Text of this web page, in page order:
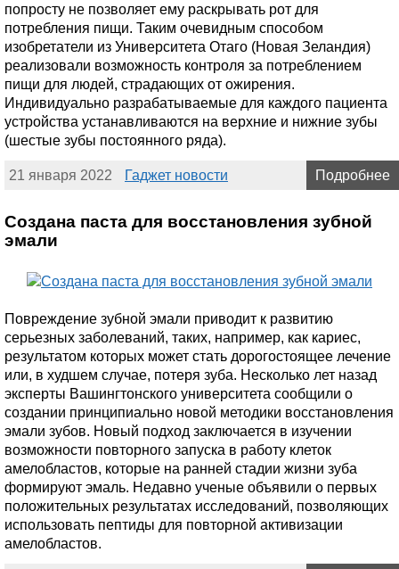
попросту не позволяет ему раскрывать рот для
потребления пищи. Таким очевидным способом
изобретатели из Университета Отаго (Новая Зеландия)
реализовали возможность контроля за потреблением
пищи для людей, страдающих от ожирения.
Индивидуально разрабатываемые для каждого пациента
устройства устанавливаются на верхние и нижние зубы
(шестые зубы постоянного ряда).
21 января 2022 Гаджет новости Подробнее
Создана паста для восстановления зубной
эмали
Повреждение зубной эмали приводит к развитию
серьезных заболеваний, таких, например, как кариес,
результатом которых может стать дорогостоящее лечение
или, в худшем случае, потеря зуба. Несколько лет назад
эксперты Вашингтонского университета сообщили о
создании принципиально новой методики восстановления
эмали зубов. Новый подход заключается в изучении
возможности повторного запуска в работу клеток
амелобластов, которые на ранней стадии жизни зуба
формируют эмаль. Недавно ученые объявили о первых
положительных результатах исследований, позволяющих
использовать пептиды для повторной активизации
амелобластов.